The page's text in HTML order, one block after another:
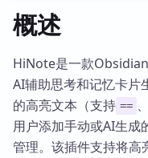
概述
HiNote是一款Obsidian
AI辅助思考和记忆卡片
的高亮文本（支持 == 、
用户添加手动或AI生成
管理。该插件支持将高